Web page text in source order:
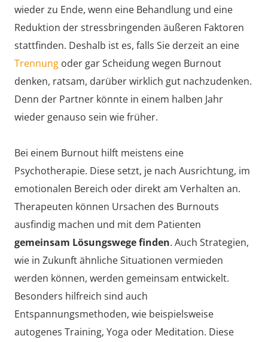
wieder zu Ende, wenn eine Behandlung und eine
Reduktion der stressbringenden äußeren Faktoren
stattfinden. Deshalb ist es, falls Sie derzeit an eine
Trennung oder gar Scheidung wegen Burnout
denken, ratsam, darüber wirklich gut nachzudenken.
Denn der Partner könnte in einem halben Jahr
wieder genauso sein wie früher.
Bei einem Burnout hilft meistens eine
Psychotherapie. Diese setzt, je nach Ausrichtung, im
emotionalen Bereich oder direkt am Verhalten an.
Therapeuten können Ursachen des Burnouts
ausfindig machen und mit dem Patienten
gemeinsam Lösungswege finden. Auch Strategien,
wie in Zukunft ähnliche Situationen vermieden
werden können, werden gemeinsam entwickelt.
Besonders hilfreich sind auch
Entspannungsmethoden, wie beispielsweise
autogenes Training, Yoga oder Meditation. Diese